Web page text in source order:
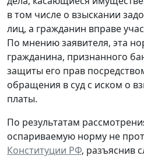
в том числе о взыскании
лиц, а гражданин вправе
По мнению заявителя, эта
гражданина, признанного
защиты его прав
обращения в суд с иском о
платы.
По результатам
оспариваемую норму не
Конституции РФ, разъяснив